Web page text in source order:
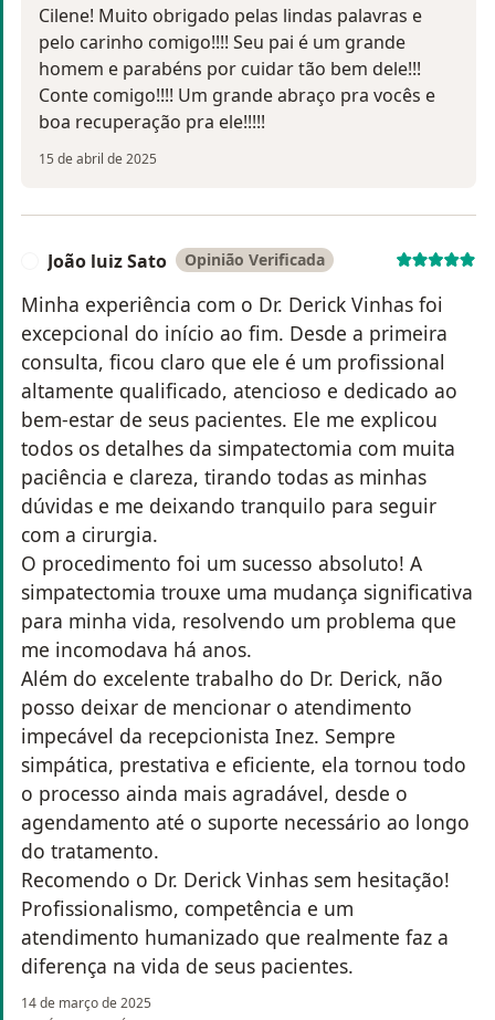
Cilene! Muito obrigado pelas lindas palavras e
pelo carinho comigo!!!! Seu pai é um grande
homem e parabéns por cuidar tão bem dele!!!
Conte comigo!!!! Um grande abraço pra vocês e
boa recuperação pra ele!!!!!
15 de abril de 2025
João luiz Sato Opinião Verificada
Minha experiência com o Dr. Derick Vinhas foi
excepcional do início ao fim. Desde a primeira
consulta, ficou claro que ele é um profissional
altamente qualificado, atencioso e dedicado ao
bem-estar de seus pacientes. Ele me explicou
todos os detalhes da simpatectomia com muita
paciência e clareza, tirando todas as minhas
dúvidas e me deixando tranquilo para seguir
com a cirurgia.
O procedimento foi um sucesso absoluto! A
simpatectomia trouxe uma mudança significativa
para minha vida, resolvendo um problema que
me incomodava há anos.
Além do excelente trabalho do Dr. Derick, não
posso deixar de mencionar o atendimento
impecável da recepcionista Inez. Sempre
simpática, prestativa e eficiente, ela tornou todo
o processo ainda mais agradável, desde o
agendamento até o suporte necessário ao longo
do tratamento.
Recomendo o Dr. Derick Vinhas sem hesitação!
Profissionalismo, competência e um
atendimento humanizado que realmente faz a
diferença na vida de seus pacientes.
14 de março de 2025